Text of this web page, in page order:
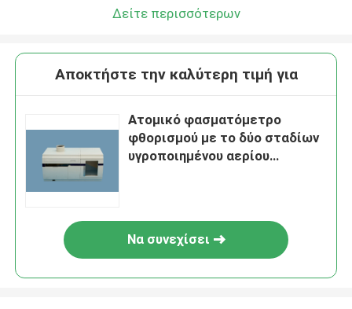
Δείτε περισσότερων
Αποκτήστε την καλύτερη τιμή για
Ατομικό φασματόμετρο
φθορισμού με το δύο σταδίων
υγροποιημένου αερίου
Να συνεχίσει